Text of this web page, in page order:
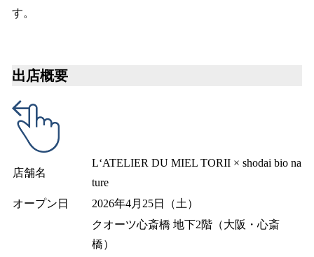
す。
出店概要
店舗名
L‘ATELIER DU MIEL TORII × shodai bio na
ture
オープン日
2026年4月25日（土）
クオーツ心斎橋 地下2階（大阪・心斎
橋）